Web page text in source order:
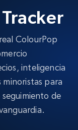
ColourPop
inteligencia
para
de